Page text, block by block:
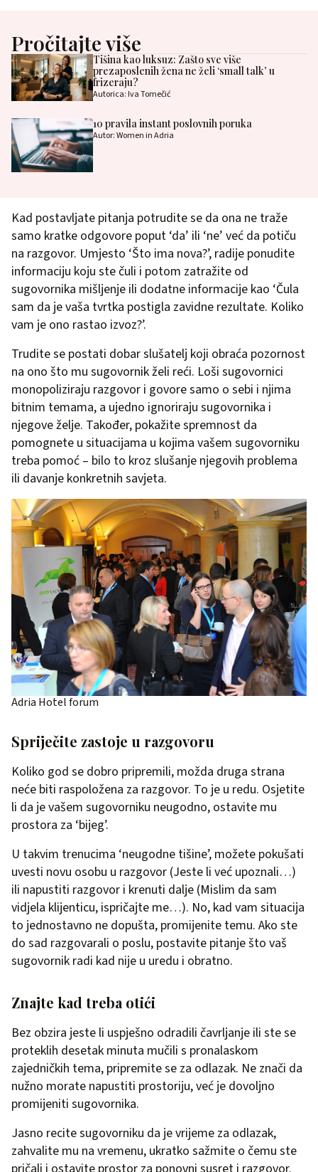
Pročitajte više
Tišina kao luksuz: Zašto sve više
prezaposlenih žena ne želi ‘small talk’ u
frizeraju?
Autorica: Iva Tomečić
10 pravila instant poslovnih poruka
Autor: Women in Adria
Kad postavljate pitanja potrudite se da ona ne traže
samo kratke odgovore poput ‘da’ ili ‘ne’ već da potiču
na razgovor. Umjesto ‘Što ima nova?’, radije ponudite
informaciju koju ste čuli i potom zatražite od
sugovornika mišljenje ili dodatne informacije kao ‘Čula
sam da je vaša tvrtka postigla zavidne rezultate. Koliko
vam je ono rastao izvoz?’.
Trudite se postati dobar slušatelj koji obraća pozornost
na ono što mu sugovornik želi reći. Loši sugovornici
monopoliziraju razgovor i govore samo o sebi i njima
bitnim temama, a ujedno ignoriraju sugovornika i
njegove želje. Također, pokažite spremnost da
pomognete u situacijama u kojima vašem sugovorniku
treba pomoć – bilo to kroz slušanje njegovih problema
ili davanje konkretnih savjeta.
Adria Hotel forum
Spriječite zastoje u razgovoru
Koliko god se dobro pripremili, možda druga strana
neće biti raspoložena za razgovor. To je u redu. Osjetite
li da je vašem sugovorniku neugodno, ostavite mu
prostora za ‘bijeg’.
U takvim trenucima ‘neugodne tišine’, možete pokušati
uvesti novu osobu u razgovor (Jeste li već upoznali…)
ili napustiti razgovor i krenuti dalje (Mislim da sam
vidjela klijenticu, ispričajte me…). No, kad vam situacija
to jednostavno ne dopušta, promijenite temu. Ako ste
do sad razgovarali o poslu, postavite pitanje što vaš
sugovornik radi kad nije u uredu i obratno.
Znajte kad treba otići
Bez obzira jeste li uspješno odradili čavrljanje ili ste se
proteklih desetak minuta mučili s pronalaskom
zajedničkih tema, pripremite se za odlazak. Ne znači da
nužno morate napustiti prostoriju, već je dovoljno
promijeniti sugovornika.
Jasno recite sugovorniku da je vrijeme za odlazak,
zahvalite mu na vremenu, ukratko sažmite o čemu ste